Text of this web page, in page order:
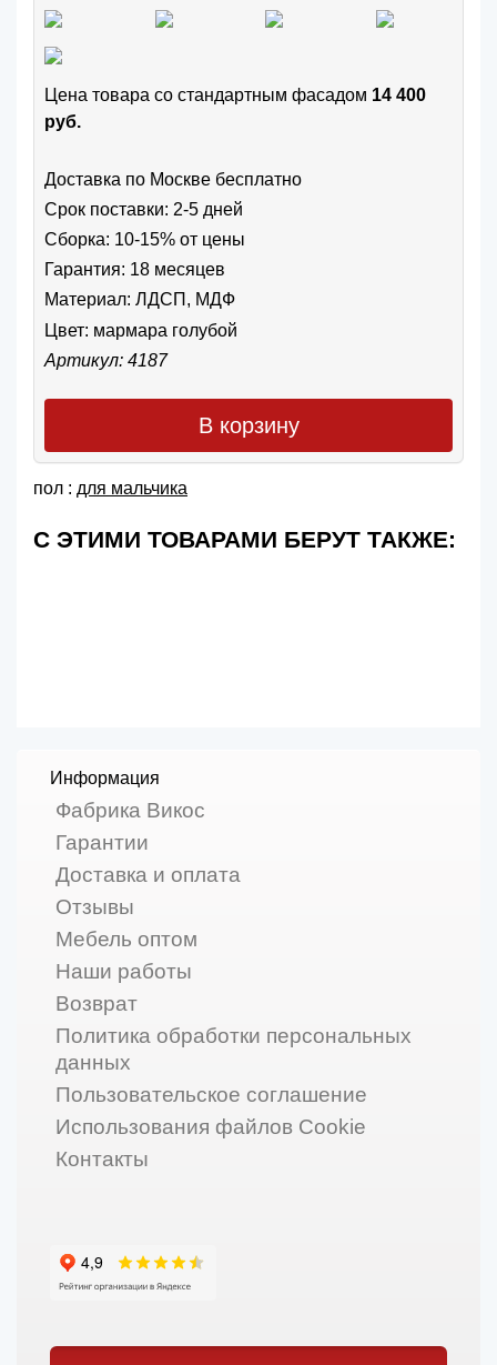
Цена товара cо стандартным фасадом 14 400
руб.
Доставка по Москве бесплатно
Срок поставки: 2-5 дней
Сборка: 10-15% от цены
Гарантия: 18 месяцев
Материал: ЛДСП, МДФ
Цвет: мармара голубой
Артикул: 4187
В корзину
пол : для мальчика
С ЭТИМИ ТОВАРАМИ БЕРУТ ТАКЖЕ:
Информация
Фабрика Викос
Гарантии
Доставка и оплата
Отзывы
Мебель оптом
Наши работы
Возврат
Политика обработки персональных
данных
Пользовательское соглашение
Использования файлов Cookie
Контакты